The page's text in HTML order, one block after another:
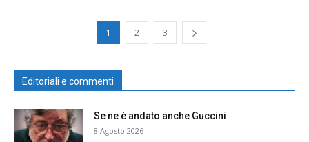
1 2 3
Editoriali e commenti
Se ne è andato anche Guccini
8 Agosto 2026